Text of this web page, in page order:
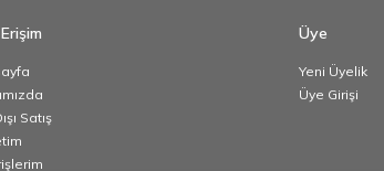
Erişim
Satış
Üye
Yeni Üyelik
Üye Girişi